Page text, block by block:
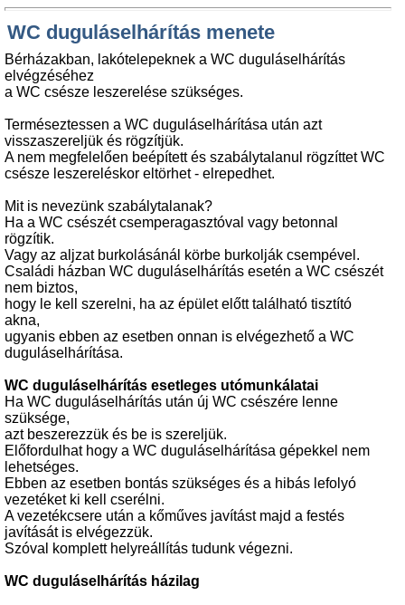
WC duguláselhárítás menete
Bérházakban, lakótelepeknek a WC duguláselhárítás
elvégzéséhez
a WC csésze leszerelése szükséges.
Terméseztessen a WC duguláselhárítása után azt
visszaszereljük és rögzítjük.
A nem megfelelően beépített és szabálytalanul rögzíttet WC
csésze leszereléskor eltörhet - elrepedhet.
Mit is nevezünk szabálytalanak?
Ha a WC csészét csemperagasztóval vagy betonnal
rögzítik.
Vagy az aljzat burkolásánál körbe burkolják csempével.
Családi házban WC duguláselhárítás esetén a WC csészét
nem biztos,
hogy le kell szerelni, ha az épület előtt található tisztító
akna,
ugyanis ebben az esetben onnan is elvégezhető a WC
duguláselhárítása.
WC duguláselhárítás esetleges utómunkálatai
Ha WC duguláselhárítás után új WC csészére lenne
szüksége,
azt beszerezzük és be is szereljük.
Előfordulhat hogy a WC duguláselhárítása gépekkel nem
lehetséges.
Ebben az esetben bontás szükséges és a hibás lefolyó
vezetéket ki kell cserélni.
A vezetékcsere után a kőműves javítást majd a festés
javítását is elvégezzük.
Szóval komplett helyreállítás tudunk végezni.
WC duguláselhárítás házilag